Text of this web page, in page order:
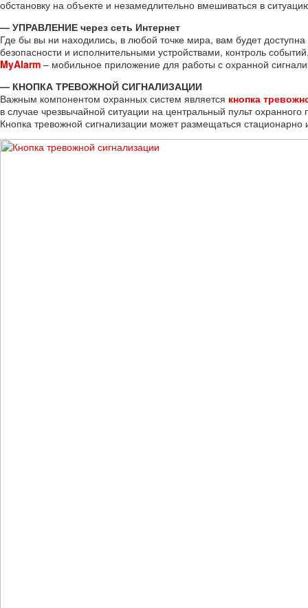
обстановку на объекте и незамедлительно вмешиваться в
— УПРАВЛЕНИЕ через сеть Интернет
Где бы вы ни находились, в любой точке мира, вам будет
безопасности и исполнительными устройствами, контроль
MyAlarm – мобильное приложение для работы с охранной
— КНОПКА ТРЕВОЖНОЙ СИГНАЛИЗАЦИИ
Важным компонентом охранных систем является кнопка
в случае чрезвычайной ситуации на центральный пульт
Кнопка тревожной сигнализации может размещаться стационарно